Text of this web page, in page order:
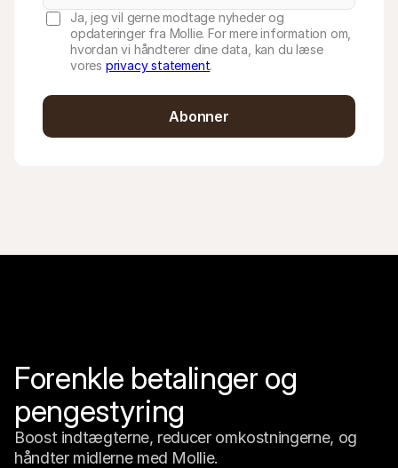
Ja, jeg vil gerne modtage nyheder og
opdateringer fra Mollie. For mere information om,
hvordan vi håndterer dine data, kan du læse
vores privacy statement.
Abonner
Forenkle betalinger og
pengestyring
Boost indtægterne, reducer omkostningerne, og
håndter midlerne med Mollie.